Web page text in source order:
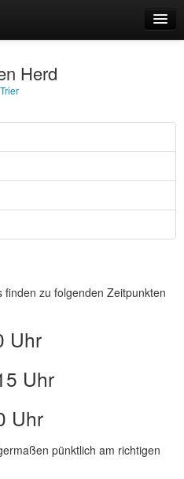
Herd
Trier
zu folgenden Zeitpunkten
Uhr
Uhr
Uhr
pünktlich am richtigen